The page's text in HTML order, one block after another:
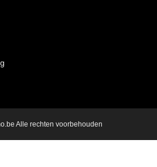
Alle rechten voorbehouden